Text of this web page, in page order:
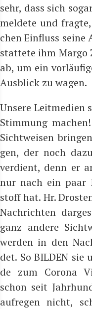
sehr, dass sich
mel­de­te und
chen Ein­fluss sei­ne
stat­te­te ihm Mar­go
ab, um ein
Aus­blick zu wagen.
Unse­re Leit­me­di­en
Stim­mung
Sicht­wei­sen
gen, der noch
ver­dient, denn er
nur nach ein paar
stoff hat. Hr.
Nach­rich­ten
ganz ande­re
wer­den in den
det. So BILDEN
de zum Coro­na
schon seit
auf­re­gen nicht,